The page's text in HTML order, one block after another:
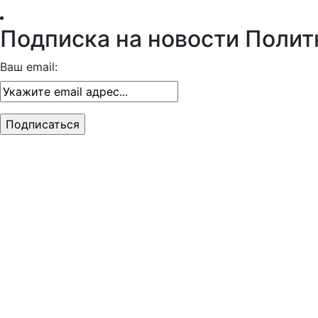
Подписка на новости
Ваш email: